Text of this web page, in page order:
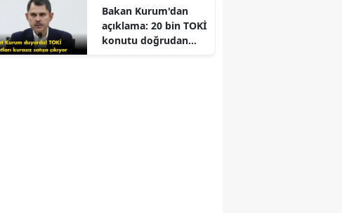
yeni bir çehre
kazandırılıyor mu?
Bakan Kurum'dan
açıklama: 20 bin TOKİ
konutu doğrudan